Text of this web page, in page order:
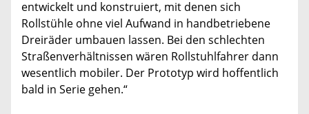
entwickelt und konstruiert, mit denen sich
Rollstühle ohne viel Aufwand in handbetriebene
Dreiräder umbauen lassen. Bei den schlechten
Straßenverhältnissen wären Rollstuhlfahrer dann
wesentlich mobiler. Der Prototyp wird hoffentlich
bald in Serie gehen.“